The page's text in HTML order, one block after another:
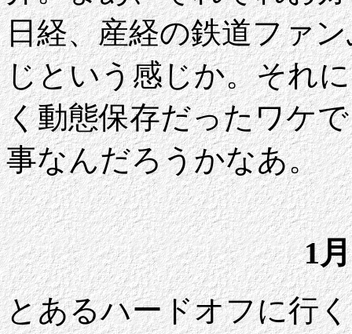
日経、産経の鉄道ファ
じという感じか。それ
く動態保存だったワケ
事なんだろうかなあ。
1
とあるハードオフに行